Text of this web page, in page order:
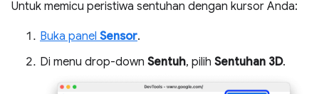
Untuk memicu peristiwa sentuhan dengan kursor Anda:
Buka panel Sensor.
Di menu drop-down Sentuh, pilih Sentuhan 3D.